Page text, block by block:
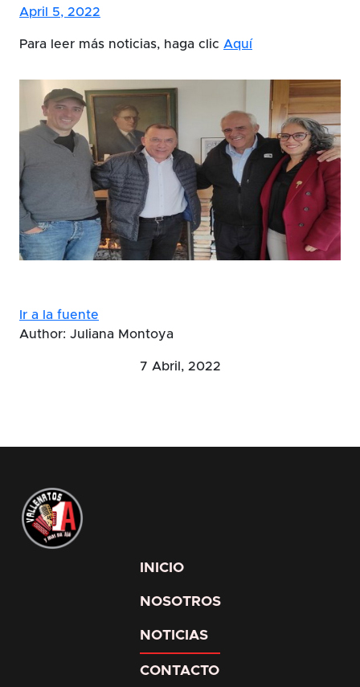
April 5, 2022
Para leer más noticias, haga clic Aquí
Ir a la fuente
Author: Juliana Montoya
7 Abril, 2022
INICIO
NOSOTROS
NOTICIAS
CONTACTO